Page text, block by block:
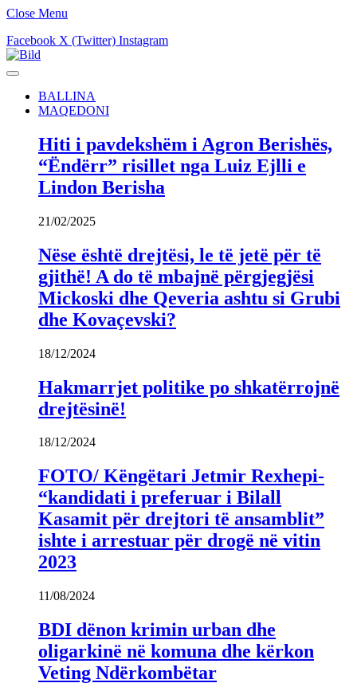
Close Menu
Facebook X (Twitter) Instagram
BALLINA
MAQEDONI
Hiti i pavdekshëm i Agron Berishës,
“Ëndërr” risillet nga Luiz Ejlli e
Lindon Berisha
21/02/2025
Nëse është drejtësi, le të jetë për të
gjithë! A do të mbajnë përgjegjësi
Mickoski dhe Qeveria ashtu si Grubi
dhe Kovaçevski?
18/12/2024
Hakmarrjet politike po shkatërrojnë
drejtësinë!
18/12/2024
FOTO/ Këngëtari Jetmir Rexhepi-
“kandidati i preferuar i Bilall
Kasamit për drejtori të ansamblit”
ishte i arrestuar për drogë në vitin
2023
11/08/2024
BDI dënon krimin urban dhe
oligarkinë në komuna dhe kërkon
Veting Ndërkombëtar